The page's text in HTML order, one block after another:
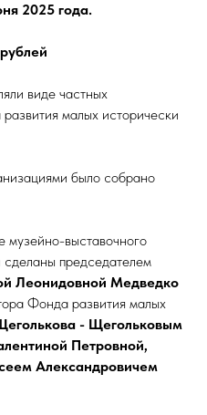
2025 года.
виде частных
малых исторически
было собрано
выставочного
председателем
Леонидовной Медведко
Фонда развития малых
- Щегольковым
Петровной,
Александровичем